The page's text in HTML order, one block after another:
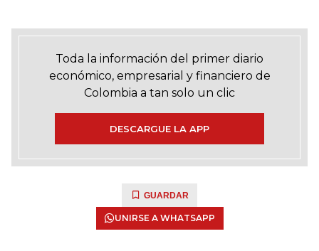
Toda la información del primer diario
económico, empresarial y financiero de
Colombia a tan solo un clic
DESCARGUE LA APP
GUARDAR
UNIRSE A WHATSAPP